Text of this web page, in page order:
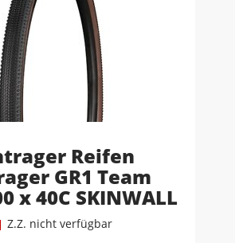
Reifen
GR1 Team
x 40C SKINWALL
Z.Z. nicht verfügbar